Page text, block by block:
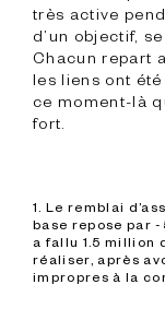
très active
d’un objectif,
Chacun repart
les liens ont
ce moment-là
fort.
1. Le remblai
base repose par
a fallu 1.5 million
réaliser, après
impropres à la